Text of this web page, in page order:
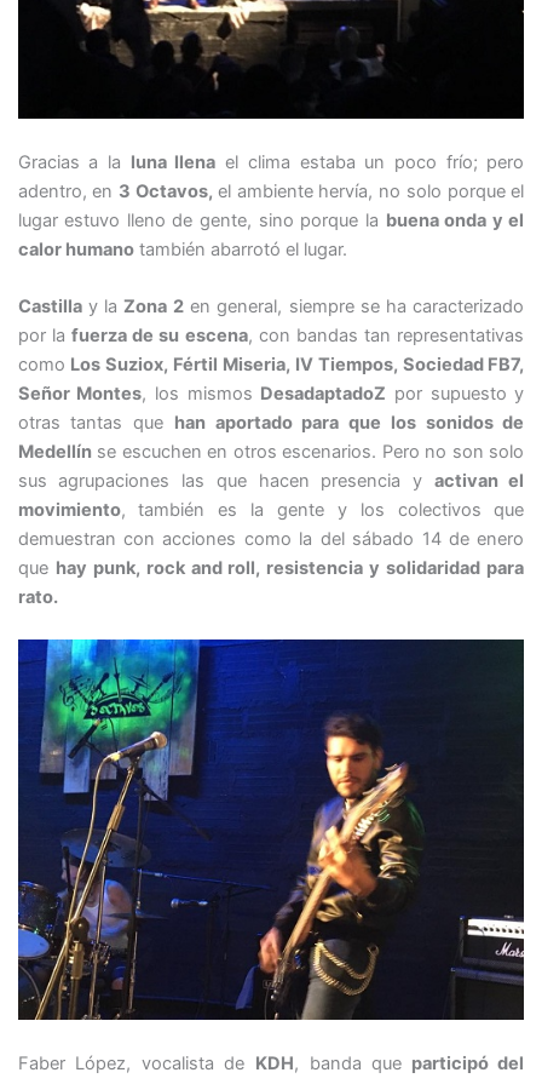
Gracias a la luna llena el clima estaba un poco frío; pero
adentro, en 3 Octavos, el ambiente hervía, no solo porque el
lugar estuvo lleno de gente, sino porque la buena onda y el
calor humanotambién abarrotó el lugar.
Castillay laZona 2en general, siempre se ha caracterizado
por la fuerza de su escena, con bandas tan representativas
como Los Suziox, Fértil Miseria, IV Tiempos, Sociedad FB7,
Señor Montes, los mismos DesadaptadoZ por supuesto y
otras tantas que han aportado para que los sonidos de
Medellínse escuchen en otros escenarios. Pero no son solo
sus agrupaciones las que hacen presencia y activan el
movimiento, también es la gente y los colectivos que
demuestran con acciones como la del sábado 14 de enero
que hay punk, rock and roll, resistencia y solidaridad para
rato.
Faber López, vocalista de KDH, banda que participó del